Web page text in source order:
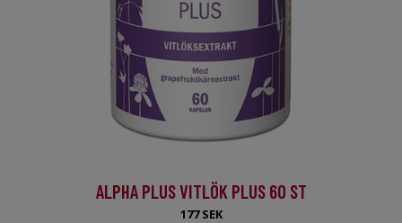
ALPHA PLUS VITLÖK PLUS 60 ST
177 SEK